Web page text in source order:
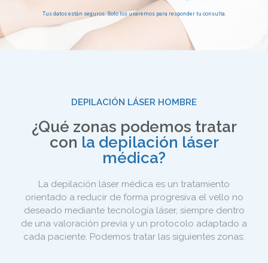
Tus datos están seguros. Solo los usaremos para responder tu consulta.
DEPILACIÓN LÁSER HOMBRE
¿Qué zonas podemos tratar
con la depilación láser
médica?
La depilación láser médica es un tratamiento
orientado a reducir de forma progresiva el vello no
deseado mediante tecnología láser, siempre dentro
de una valoración previa y un protocolo adaptado a
cada paciente. Podemos tratar las siguientes zonas: